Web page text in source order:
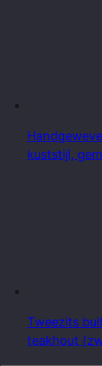
kuststijl,
Tweezits
teakhout